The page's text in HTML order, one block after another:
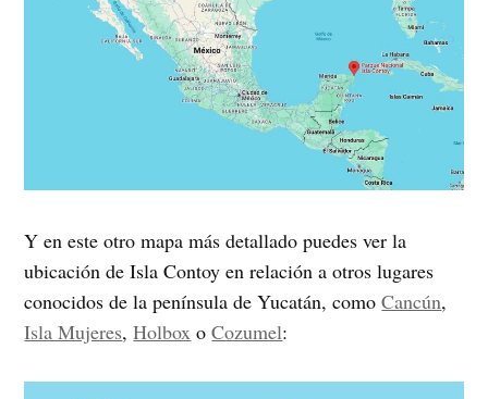
Y en este otro mapa más detallado puedes ver la
ubicación de Isla Contoy en relación a otros lugares
conocidos de la península de Yucatán, comoCancún,
Isla Mujeres,Holbox oCozumel: